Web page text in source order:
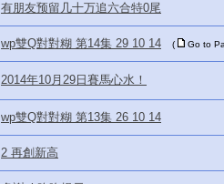
有朋友预留几十万追六合特0尾
wp雙Q對對糊 第14集 29 10 14 ( Go to
2014年10月29日賽馬心水！
wp雙Q對對糊 第13集 26 10 14
2 再創新高